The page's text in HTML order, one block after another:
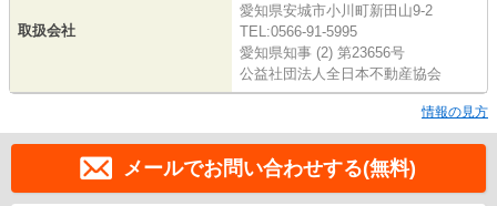
取扱会社
愛知県安城市小川町新田山9-2
TEL:0566-91-5995
愛知県知事 (2) 第23656号
公益社団法人全日本不動産協会
情報の見方
メールでお問い合わせする(無料)